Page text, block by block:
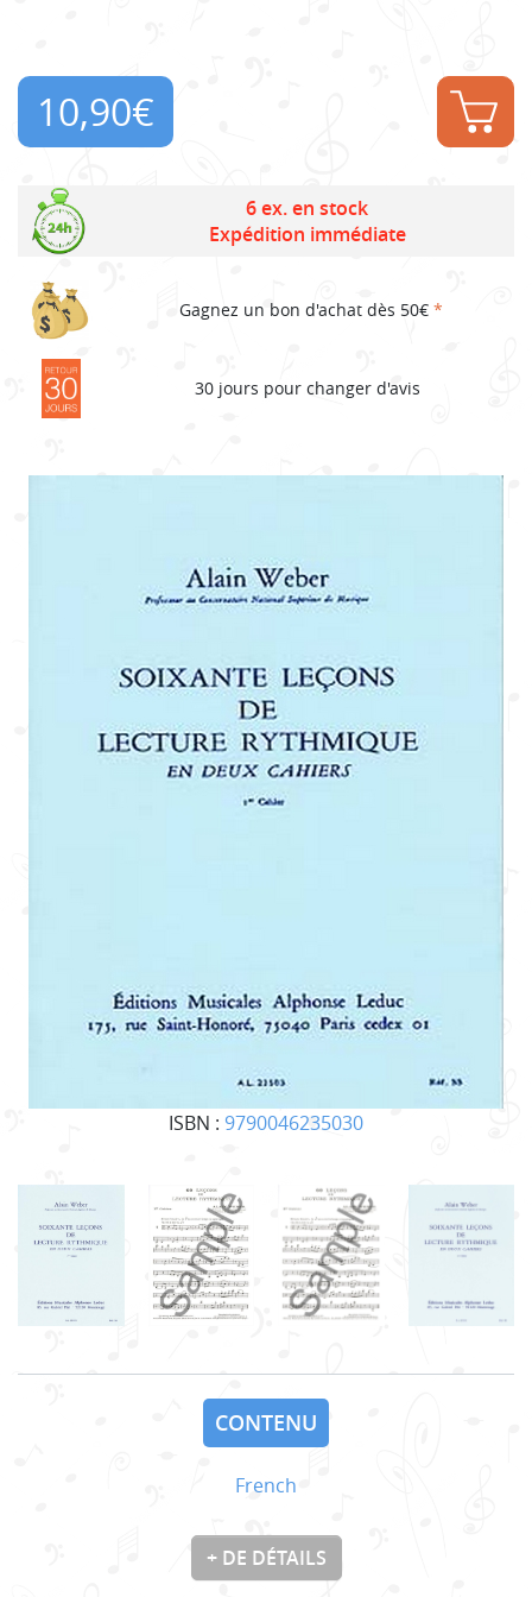
ISBN : 9790046235030
10,90€
6 ex. en stock
Expédition immédiate
Gagnez un bon d'achat dès 50€ *
30 jours pour changer d'avis
CONTENU
French
+ DE DÉTAILS